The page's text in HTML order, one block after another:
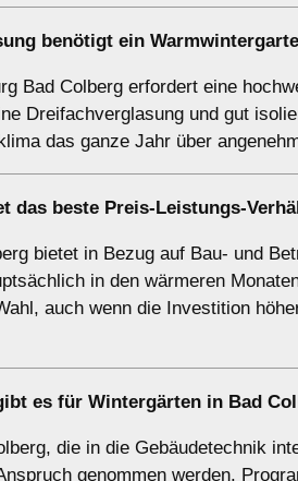
benötigt ein
Bad Colberg erfordert eine
Dreifachverglasung und gut
das ganze Jahr über
das beste Preis-Leistungs-
bietet in Bezug auf Bau- und
in den wärmeren
auch wenn die Investition
es für Wintergärten in Bad
die in die Gebäudetechnik
genommen werden.